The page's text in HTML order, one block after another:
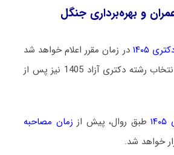
و بهره‌برداری جنگل
۱۴۰۵
در زمان مقرر اعلام خواهد شد
و زمان اعلام نتایج انتخاب رشته دکتری آزاد 1405 نیز پس از
طبق روال، پیش از زمان مصاحبه
خواهد شد.